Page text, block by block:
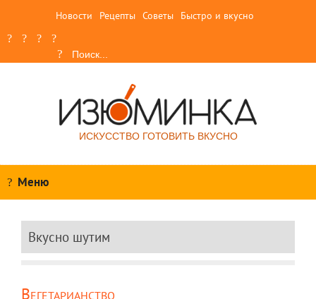
Новости Рецепты Советы Быстро и вкусно
ИСКУССТВО ГОТОВИТЬ ВКУСНО
Меню
Вкусно шутим
Вегетарианство